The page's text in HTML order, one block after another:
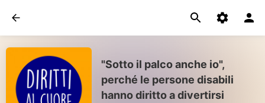
"Sotto il palco anche io",
perché le persone disabili
hanno diritto a divertirsi